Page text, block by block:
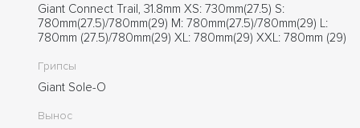
Giant Connect Trail, 31.8mm XS: 730mm(27.5) S:
780mm(27.5)/780mm(29) M: 780mm(27.5)/780mm(29) L:
780mm (27.5)/780mm(29) XL: 780mm(29) XXL: 780mm (29)
Грипсы
Giant Sole-O
Вынос